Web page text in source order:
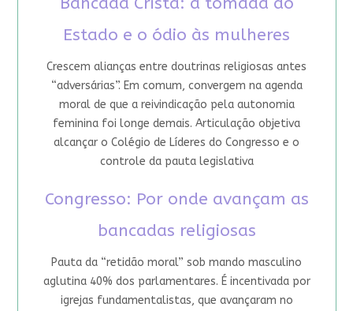
Estado e o ódio às mulheres
Crescem alianças entre doutrinas religiosas antes
“adversárias”. Em comum, convergem na agenda
moral de que a reivindicação pela autonomia
feminina foi longe demais. Articulação objetiva
alcançar o Colégio de Líderes do Congresso e o
controle da pauta legislativa
Congresso: Por onde avançam as
bancadas religiosas
Pauta da “retidão moral” sob mando masculino
aglutina 40% dos parlamentares. É incentivada por
igrejas fundamentalistas, que avançaram no